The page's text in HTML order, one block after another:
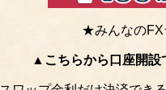
★みんなの
▲こちらから口座開設